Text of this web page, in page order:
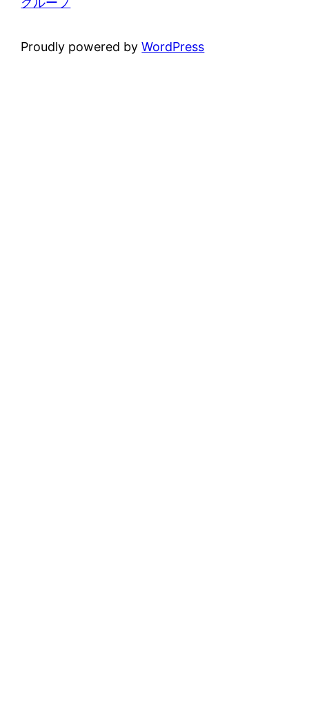
Proudly powered byWordPress